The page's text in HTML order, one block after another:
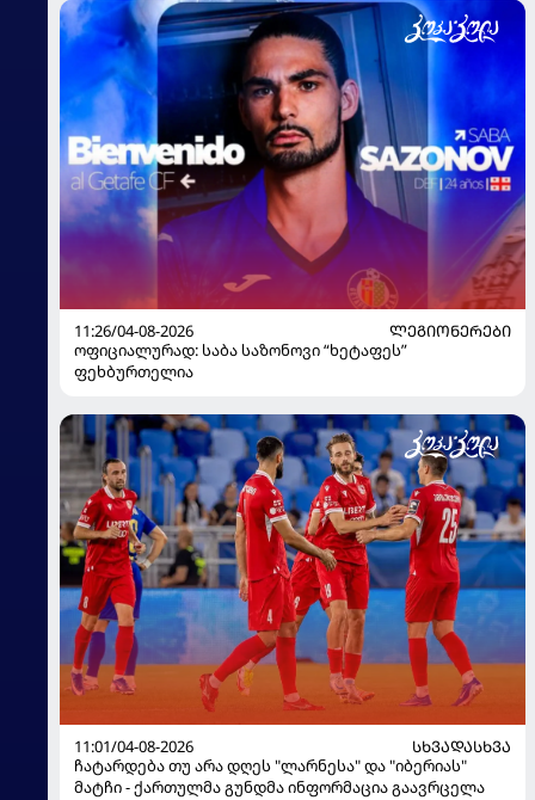
11:26/04-08-2026
ᲚᲔᲒᲘᲝᲜᲔᲠᲔᲑᲘ
ოფიციალურად: საბა საზონოვი “ხეტაფეს”
ფეხბურთელია
11:01/04-08-2026
ᲡᲮᲕᲐᲓᲐᲡᲮᲕᲐ
ჩატარდება თუ არა დღეს "ლარნესა" და "იბერიას"
მატჩი - ქართულმა გუნდმა ინფორმაცია გაავრცელა